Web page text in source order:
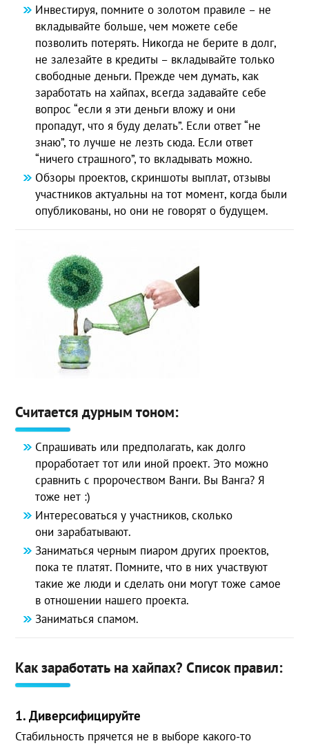
Инвестируя, помните о золотом правиле – не
вкладывайте больше, чем можете себе
позволить потерять. Никогда не берите в долг,
не залезайте в кредиты – вкладывайте только
свободные деньги. Прежде чем думать, как
заработать на хайпах, всегда задавайте себе
вопрос “если я эти деньги вложу и они
пропадут, что я буду делать”. Если ответ “не
знаю”, то лучше не лезть сюда. Если ответ
“ничего страшного”, то вкладывать можно.
Обзоры проектов, скриншоты выплат, отзывы
участников актуальны на тот момент, когда были
опубликованы, но они не говорят о будущем.
Считается дурным тоном:
Спрашивать или предполагать, как долго
проработает тот или иной проект. Это можно
сравнить с пророчеством Ванги. Вы Ванга? Я
тоже нет :)
Интересоваться у участников, сколько
они зарабатывают.
Заниматься черным пиаром других проектов,
пока те платят. Помните, что в них участвуют
такие же люди и сделать они могут тоже самое
в отношении нашего проекта.
Заниматься спамом.
Как заработать на хайпах? Список правил:
1. Диверсифицируйте
Стабильность прячется не в выборе какого-то